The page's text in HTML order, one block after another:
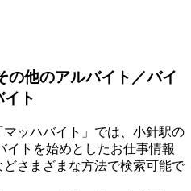
の他のアルバイト／バイ
イト
ッハバイト」では、小針駅の
イトを始めとしたお仕事情報
さまざまな方法で検索可能で